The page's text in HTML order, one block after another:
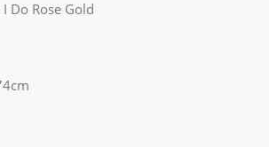
Do Rose Gold